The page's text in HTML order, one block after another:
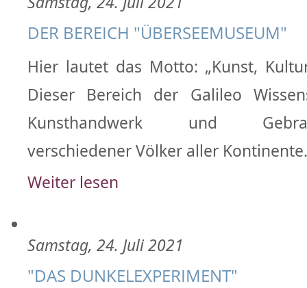
DER BEREICH "ÜBERSEEMUSEUM"
Hier lautet das Motto: „Kunst,
Dieser Bereich der Galileo
Kunsthandwerk und
verschiedener Völker aller Kontinente.
Weiter lesen
Samstag, 24. Juli 2021
"DAS DUNKELEXPERIMENT"